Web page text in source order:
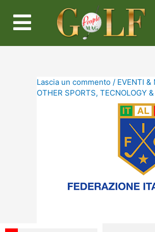
Lascia un commento / EVENTI &
OTHER SPORTS, TECNOLOGY